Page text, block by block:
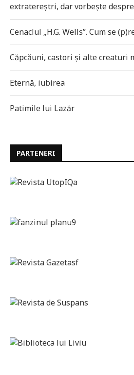
extratereștri, dar vorbește
Cenaclul „H.G. Wells”. Cum se
Căpcăuni, castori și alte creaturi
Eternă, iubirea
Patimile lui Lazăr
PARTENERI